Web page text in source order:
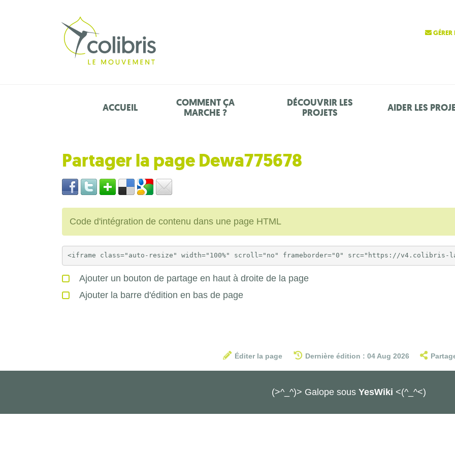
ACCUEIL
COMMENT ÇA
MARCHE ?
DÉCOUVRIR LES
PROJETS
AIDER LES
Partager la page Dewa775678
Code d'intégration de contenu dans une page HTML
Ajouter un bouton de partage en haut à droite de la page
Ajouter la barre d'édition en bas de page
Éditer la page Dernière édition : 04 Aug 2026
(>^_^)> Galope sous YesWiki <(^_^<)